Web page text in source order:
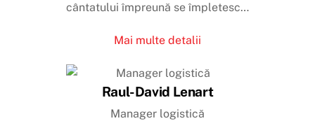
cântatului împreună se împletesc…
Mai multe detalii
Raul-David Lenart
Manager logistică